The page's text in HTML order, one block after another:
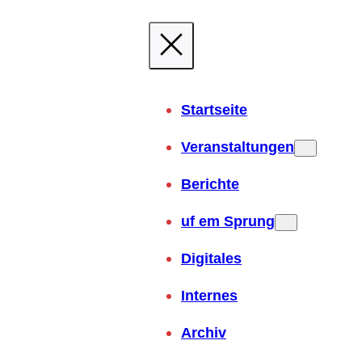
Startseite
Veranstaltungen
Berichte
uf em Sprung
Digitales
Internes
Archiv